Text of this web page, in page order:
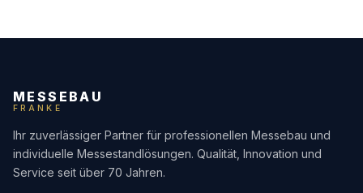
MESSEBAU
FRANKE
Ihr zuverlässiger Partner für professionellen Messebau und
individuelle Messestandlösungen. Qualität, Innovation und
Service seit über 70 Jahren.